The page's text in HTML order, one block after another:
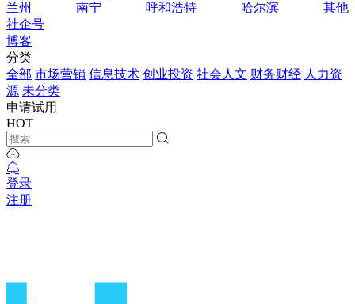
兰州
南宁 呼和浩特 哈尔滨
其他
社企号
博客
分类
全部 市场营销 信息技术 创业投资 社会人文 财务财经 人力资
源 未分类
申请试用
HOT
登录
注册